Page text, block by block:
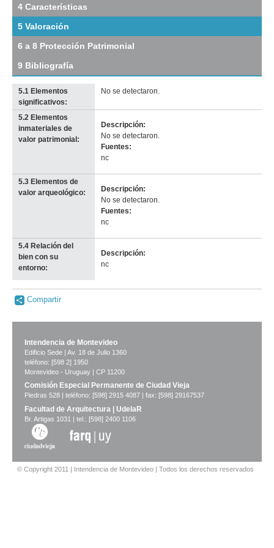
Mitre
(BM
2)
tamaño
original
Imagen del tramo:
Bartolomé Mitre (BM 2)
Descarga tamaño completo
Anterior Pausa Siguiente
4 Características
5 Valoración
6 a 8 Protección Patrimonial
9 Bibliografía
5.1 Elementos
significativos:
No se detectaron.
5.2 Elementos
inmateriales de
valor patrimonial:
Descripción:
No se detectaron.
Fuentes:
nc
5.3 Elementos de
valor arqueológico:
Descripción:
No se detectaron.
Fuentes:
nc
5.4 Relación del
bien con su
entorno:
Descripción:
nc
Compartir
Intendencia de Montevideo
Edificio Sede | Av. 18 de Julio 1360
teléfono: [598 2] 1950
Montevideo - Uruguay | CP 11200
Comisión Especial Permanente de Ciudad Vieja
Piedras 528 | teléfono: [598] 2915 4087 | fax: [598] 29167537
Facultad de Arquitectura | UdelaR
Br. Artigas 1031 | tel.: [598] 2400 1106
© Copyright 2011 | Intendencia de Montevideo | Todos los derechos reservados